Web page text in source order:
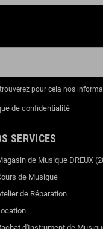
pour cela nos
de confidentialité
SERVICES
de Musique DREUX
de Musique
de Réparation